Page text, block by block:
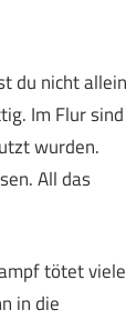
du nicht
Im Flur sind
wurden.
All das
tötet viele
in die